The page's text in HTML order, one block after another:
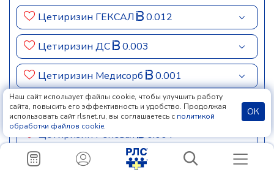
Цетиризин ГЕКСАЛ 0.012
Цетиризин ДС 0.003
Цетиризин Медисорб 0.001
Цетиризин Новэкс
Цетиризин Реневал 0.004
Цетиризин Сандоз® 0.001
Наш сайт использует файлы cookie, чтобы улучшить работу
сайта, повысить его эффективность и удобство. Продолжая
использовать сайт rlsnet.ru, вы соглашаетесь с политикой
обработки файлов cookie.
ОК